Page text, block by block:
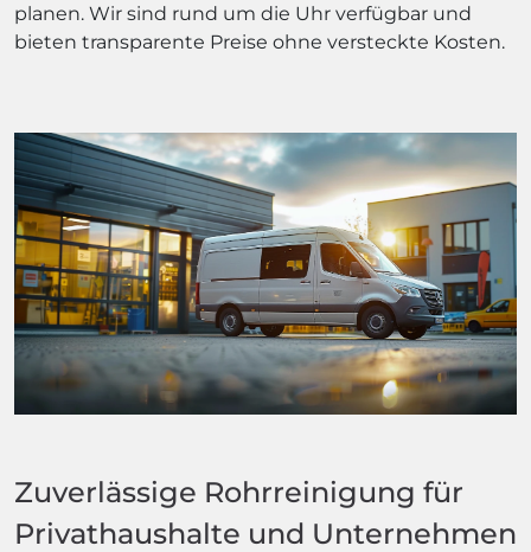
planen. Wir sind rund um die Uhr verfügbar und
bieten transparente Preise ohne versteckte Kosten.
Zuverlässige Rohrreinigung für
Privathaushalte und Unternehmen